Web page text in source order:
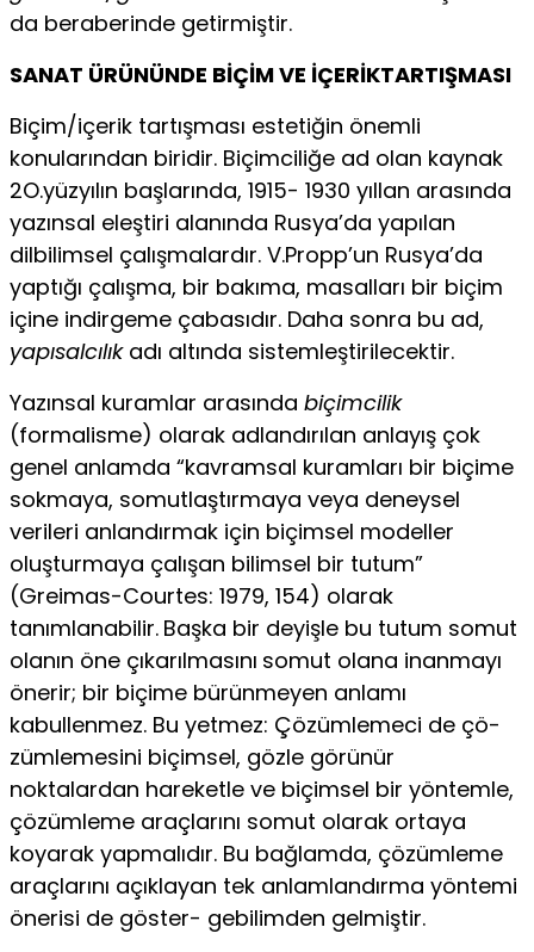
da beraberinde getirmiştir.
SANAT ÜRÜNÜNDE BİÇİM VE İÇERİKTARTIŞMASI
Biçim/içerik tartışması estetiğin önemli
konularından biri­dir. Biçimciliğe ad olan kaynak
2O.yüzyılın başlarında, 1915- 1930 yıllan arasında
yazınsal eleştiri alanında Rusya’da yapılan
dilbilimsel çalışmalardır. V.Propp’un Rusya’da
yaptığı çalış­ma, bir bakıma, masalları bir biçim
içine indirgeme çabasıdır. Daha sonra bu ad,
yapısalcılıkadı altında sistemleştirilecektir.
Yazınsal kuramlar arasında biçimcilik
(formalisme) olarak adlandırılan anlayış çok
genel anlamda “kavramsal kuram­ları bir biçime
sokmaya, somutlaştırmaya veya deneysel
verileri anlandırmak için biçimsel modeller
oluşturmaya çalışan bilimsel bir tutum”
(Greimas-Courtes: 1979, 154) olarak
tanımlanabilir. Başka bir deyişle bu tutum somut
olanın öne çıkarılmasını somut olana inanmayı
önerir; bir biçime bürün­meyen anlamı
kabullenmez. Bu yetmez: Çözümlemeci de çö­
zümlemesini biçimsel, gözle görünür
noktalardan hareketle ve biçimsel bir yöntemle,
çözümleme araçlarını somut olarak ortaya
koyarak yapmalıdır. Bu bağlamda, çözümleme
araçla­rını açıklayan tek anlamlandırma yöntemi
önerisi de göster- gebilimden gelmiştir.